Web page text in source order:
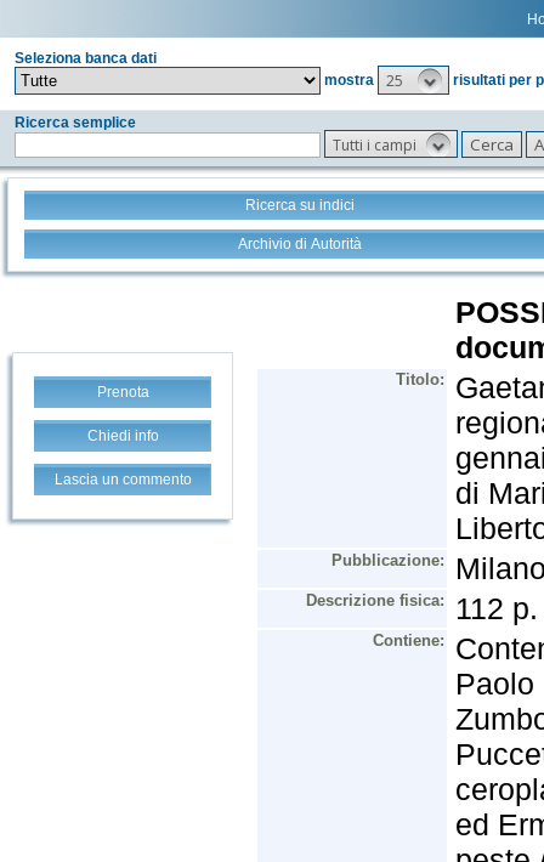
Seleziona banca dati
mostra
25 risultati per
Ricerca semplice
Tutti i campi
Ricerca su indici
Archivio di Autorità
Prenota
Chiedi info
Lascia un commento